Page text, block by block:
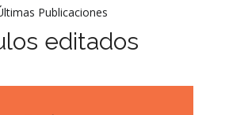
Publicaciones
editados